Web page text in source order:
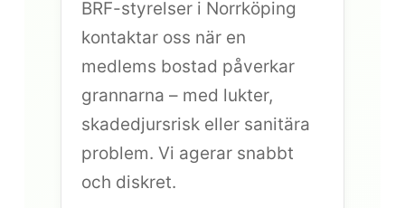
BRF-styrelser i Norrköping
kontaktar oss när en
medlems bostad påverkar
grannarna – med lukter,
skadedjursrisk eller sanitära
problem. Vi agerar snabbt
och diskret.